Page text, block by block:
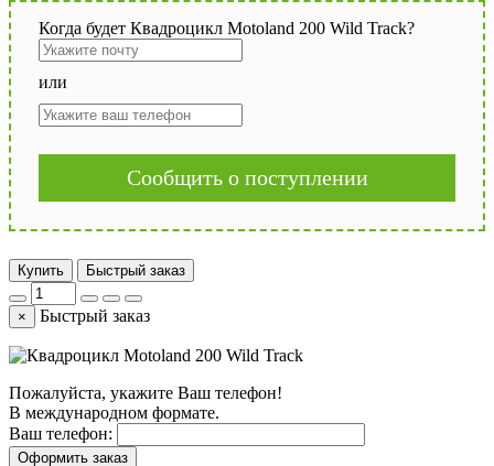
Когда будет Квадроцикл Motoland 200 Wild Track?
или
Сообщить о поступлении
Купить Быстрый заказ
× Быстрый заказ
Пожалуйста, укажите Ваш телефон!
В международном формате.
Ваш телефон:
Оформить заказ